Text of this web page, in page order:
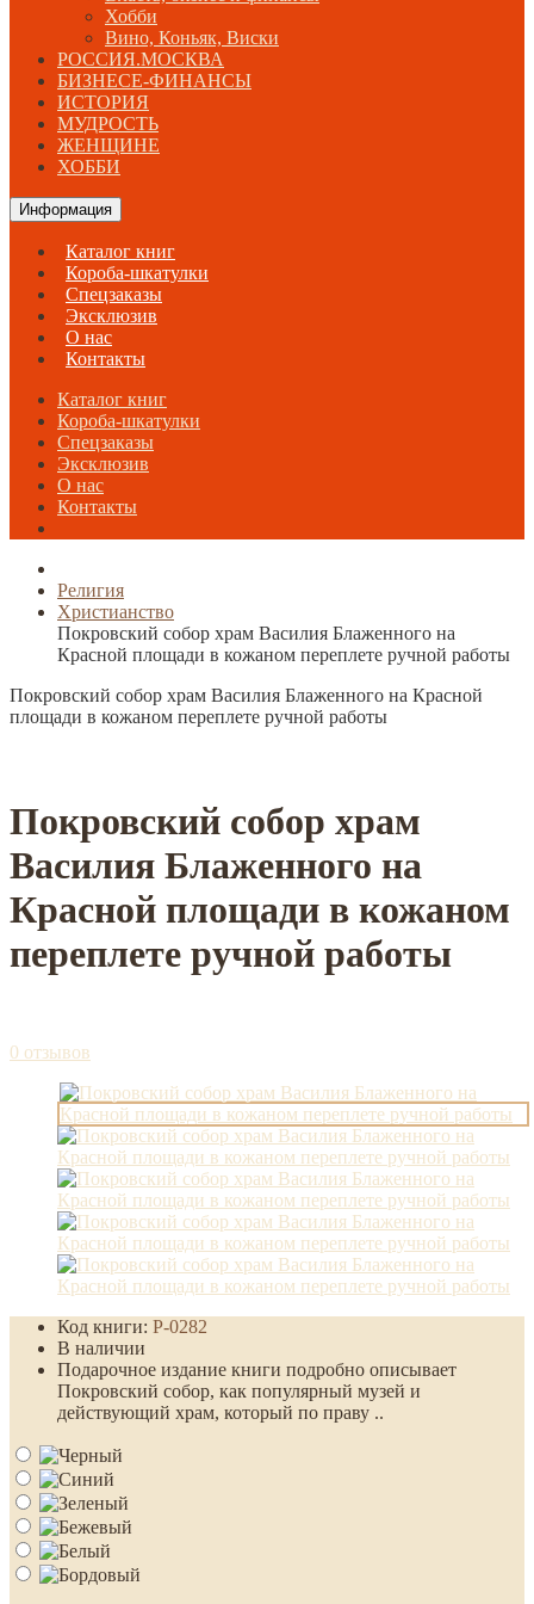
Хобби
Вино, Коньяк, Виски
РОССИЯ.МОСКВА
БИЗНЕСЕ-ФИНАНСЫ
ИСТОРИЯ
МУДРОСТЬ
ЖЕНЩИНЕ
ХОББИ
Информация
Каталог книг
Короба-шкатулки
Спецзаказы
Эксклюзив
О нас
Контакты
Каталог книг
Короба-шкатулки
Спецзаказы
Эксклюзив
О нас
Контакты
Религия
Христианство
Покровский собор храм Василия Блаженного на
Красной площади в кожаном переплете ручной работы
Покровский собор храм Василия Блаженного на Красной
площади в кожаном переплете ручной работы
Покровский собор храм
Василия Блаженного на
Красной площади в кожаном
переплете ручной работы
0 отзывов
Код книги: Р-0282
В наличии
Подарочное издание книги подробно описывает
Покровский собор, как популярный музей и
действующий храм, который по праву ..